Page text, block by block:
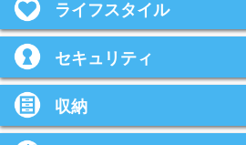
ライフスタイル
セキュリティ
収納